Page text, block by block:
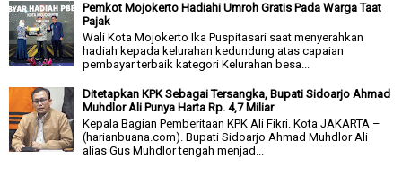
Pemkot Mojokerto Hadiahi Umroh Gratis Pada Warga Taat
Pajak
Wali Kota Mojokerto Ika Puspitasari saat menyerahkan
hadiah kepada kelurahan kedundung atas capaian
pembayar terbaik kategori Kelurahan besa...
Ditetapkan KPK Sebagai Tersangka, Bupati Sidoarjo Ahmad
Muhdlor Ali Punya Harta Rp. 4,7 Miliar
Kepala Bagian Pemberitaan KPK Ali Fikri. Kota JAKARTA –
(harianbuana.com). Bupati Sidoarjo Ahmad Muhdlor Ali
alias Gus Muhdlor tengah menjad...